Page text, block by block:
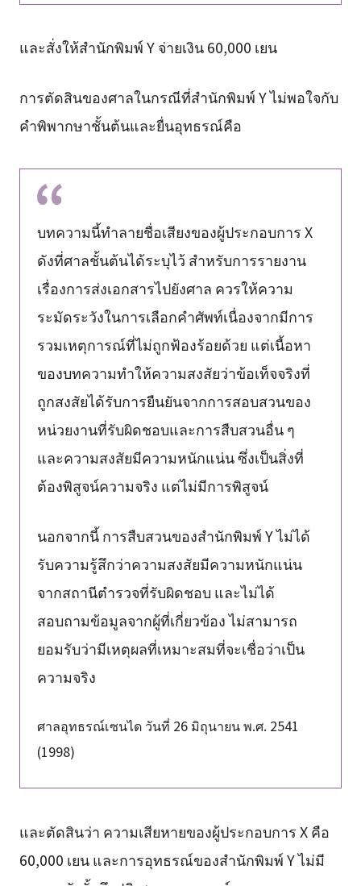
และสั่งให้สำนักพิมพ์ Y จ่ายเงิน 60,000 เยน
การตัดสินของศาลในกรณีที่สำนักพิมพ์ Y ไม่พอใจกับ
คำพิพากษาชั้นต้นและยื่นอุทธรณ์คือ
บทความนี้ทำลายชื่อเสียงของผู้ประกอบการ X
ดังที่ศาลชั้นต้นได้ระบุไว้ สำหรับการรายงาน
เรื่องการส่งเอกสารไปยังศาล ควรให้ความ
ระมัดระวังในการเลือกคำศัพท์เนื่องจากมีการ
รวมเหตุการณ์ที่ไม่ถูกฟ้องร้อยด้วย แต่เนื้อหา
ของบทความทำให้ความสงสัยว่าข้อเท็จจริงที่
ถูกสงสัยได้รับการยืนยันจากการสอบสวนของ
หน่วยงานที่รับผิดชอบและการสืบสวนอื่น ๆ
และความสงสัยมีความหนักแน่น ซึ่งเป็นสิ่งที่
ต้องพิสูจน์ความจริง แต่ไม่มีการพิสูจน์
นอกจากนี้ การสืบสวนของสำนักพิมพ์ Y ไม่ได้
รับความรู้สึกว่าความสงสัยมีความหนักแน่น
จากสถานีตำรวจที่รับผิดชอบ และไม่ได้
สอบถามข้อมูลจากผู้ที่เกี่ยวข้อง ไม่สามารถ
ยอมรับว่ามีเหตุผลที่เหมาะสมที่จะเชื่อว่าเป็น
ความจริง
ศาลอุทธรณ์เซนได วันที่ 26 มิถุนายน พ.ศ. 2541
(1998)
และตัดสินว่า ความเสียหายของผู้ประกอบการ X คือ
60,000 เยน และการอุทธรณ์ของสำนักพิมพ์ Y ไม่มี